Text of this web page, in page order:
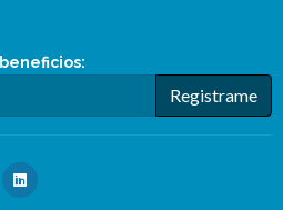
beneficios:
Registrame